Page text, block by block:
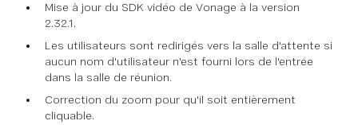
Mise à jour du SDK vidéo de Vonage à la version
2.32.1.
Les utilisateurs sont redirigés vers la salle d'attente si
aucun nom d'utilisateur n'est fourni lors de l'entrée
dans la salle de réunion.
Correction du zoom pour qu'il soit entièrement
cliquable.